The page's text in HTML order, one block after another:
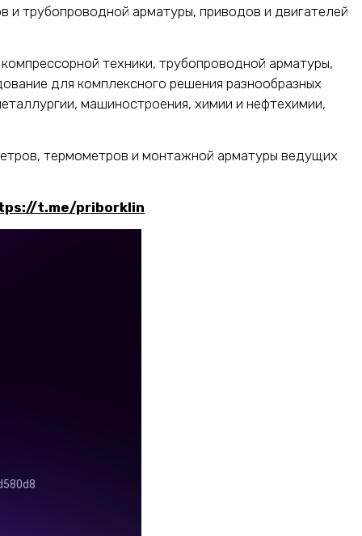
трубопроводной арматуры, приводов и двигателей
техники, трубопроводной арматуры,
для комплексного решения разнообразных
машиностроения, химии и нефтехимии,
термометров и монтажной арматуры ведущих
t.me/priborklin